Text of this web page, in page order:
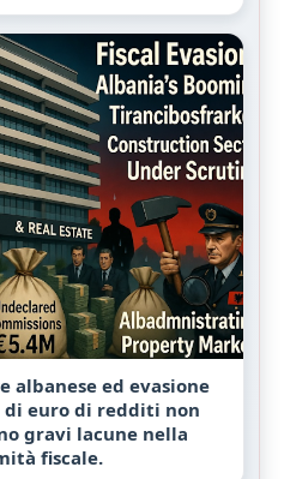
albanese ed evasione
di euro di redditi non
gravi lacune nella
fiscale.